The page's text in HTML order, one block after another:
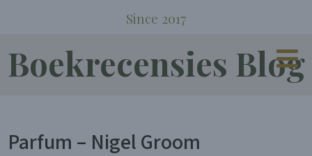
Since 2017
Boekrecensies Blog
Parfum – Nigel Groom